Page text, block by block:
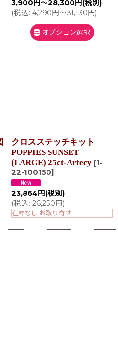
3,900 円～28,300 円 (税別)
(税込: 4,290円～31,130円)
オプション選択
クロスステッチキット
POPPIES SUNSET
(LARGE) 25ct-Artecy [1-
22-100150]
23,864 円 (税別)
(税込: 26,250円)
在庫なし お取り寄せ